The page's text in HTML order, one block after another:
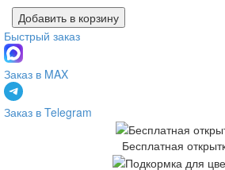
Добавить в корзину
Быстрый заказ
Заказ в MAX
Заказ в Telegram
Бесплатная